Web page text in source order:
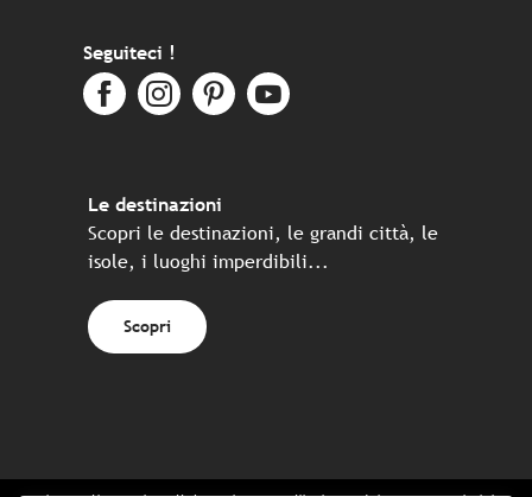
Seguiteci !
Le destinazioni
Scopri le destinazioni, le grandi città, le
isole, i luoghi imperdibili...
Scopri